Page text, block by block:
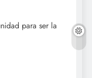
para ser la